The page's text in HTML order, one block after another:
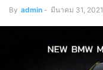
By admin - มีนาคม 31, 2021